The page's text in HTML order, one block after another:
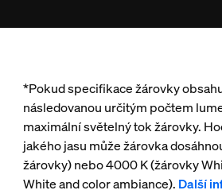
*Pokud specifikace žárovky
následovanou určitým počtem
maximální světelný tok žárovky.
jakého jasu může žárovka
žárovky) nebo 4000 K (žárovky
White and color ambiance). Další